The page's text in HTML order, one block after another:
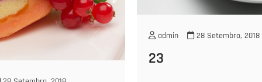
admin 28 Setembro, 2018
23